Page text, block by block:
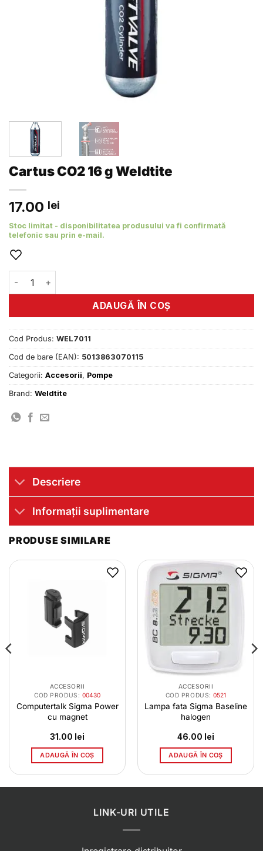
Cartus CO2 16 g Weldtite
17.00 lei
Stoc limitat - disponibilitatea produsului va fi confirmată
telefonic sau prin e-mail.
Cantitate Cartus CO2 16 g Weldtite
ADAUGĂ ÎN COȘ
Cod Produs: WEL7011
Cod de bare (EAN): 5013863070115
Categorii: Accesorii, Pompe
Brand: Weldtite
Descriere
Informații suplimentare
PRODUSE SIMILARE
ACCESORII
COD PRODUS: 00430
Computertalk Sigma Power
cu magnet
31.00 lei
ADAUGĂ ÎN COȘ
ACCESORII
COD PRODUS:0521
Lampa fata Sigma Baseline
halogen
46.00 lei
ADAUGĂ ÎN COȘ
LINK-URI UTILE